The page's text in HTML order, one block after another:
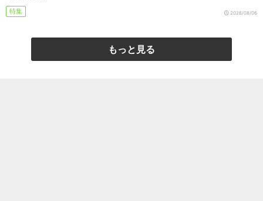
特集 2026/08/06
もっと見る